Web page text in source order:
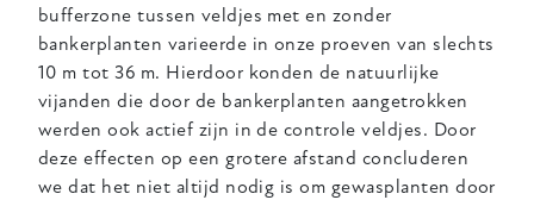
bufferzone tussen veldjes met en zonder
bankerplanten varieerde in onze proeven van slechts
10 m tot 36 m. Hierdoor konden de natuurlijke
vijanden die door de bankerplanten aangetrokken
werden ook actief zijn in de controle veldjes. Door
deze effecten op een grotere afstand concluderen
we dat het niet altijd nodig is om gewasplanten door